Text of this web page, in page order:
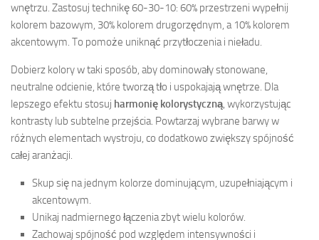
wnętrzu. Zastosuj technikę 60-30-10: 60% przestrzeni wypełnij
kolorem bazowym, 30% kolorem drugorzędnym, a 10% kolorem
akcentowym. To pomoże uniknąć przytłoczenia i nieładu.
Dobierz kolory w taki sposób, aby dominowały stonowane,
neutralne odcienie, które tworzą tło i uspokajają wnętrze. Dla
lepszego efektu stosuj harmonię kolorystyczną , wykorzystując
kontrasty lub subtelne przejścia. Powtarzaj wybrane barwy w
różnych elementach wystroju, co dodatkowo zwiększy spójność
całej aranżacji.
Skup się na jednym kolorze dominującym, uzupełniającym i
akcentowym.
Unikaj nadmiernego łączenia zbyt wielu kolorów.
Zachowaj spójność pod względem intensywności i